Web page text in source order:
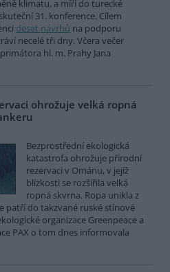
klimatu, a míří do turecké
31. konference. Cílem
deset návrhů na podporu
necelé tři dny. Včera večer
hl. m. Prahy Jana
ohrožuje velká ropná
Bezprostřední ekologická
katastrofa ohrožuje přírodní
rezervaci v Ománu, v jejíž
blízkosti se rozšířila velká
ropná skvrna. Ropa unikla z
patří do takzvané ruské stínové
organizace Greenpeace a
PAX o tom dnes informovala